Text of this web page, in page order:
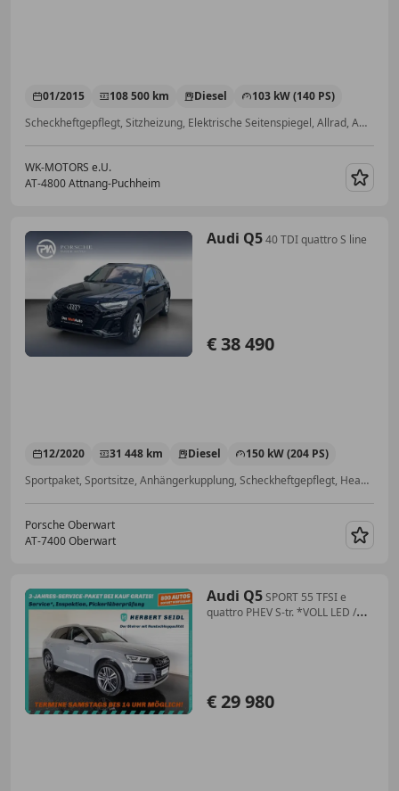
01/2015 108 500 km Diesel
103 kW (140 PS)
Scheckheftgepflegt, Sitzheizung, Elektrische Seitenspiegel, Allrad, Ambientebeleuchtung, Multifunktionslenkrad, Einparkhilfe Sensoren vorne, Isofix
WK-MOTORS e.U.
AT-4800 Attnang-Puchheim
Audi Q540 TDI quattro S line
€ 38 490
12/2020 31 448 km Diesel
150 kW (204 PS)
Sportpaket, Sportsitze, Anhängerkupplung, Scheckheftgepflegt, Head-up display, Elektrische Sitze, Allrad, Lederlenkrad
Porsche Oberwart
AT-7400 Oberwart
Audi Q5SPORT 55 TFSI e
quattro PHEV S-tr. *VOLL LED /
€ 29 980